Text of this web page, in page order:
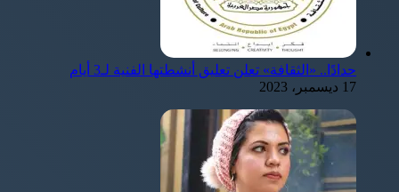
حدادًا.. «الثقافة» تعلن تعليق أنشطتها الفنية لـ3 أيام
17 ديسمبر، 2023